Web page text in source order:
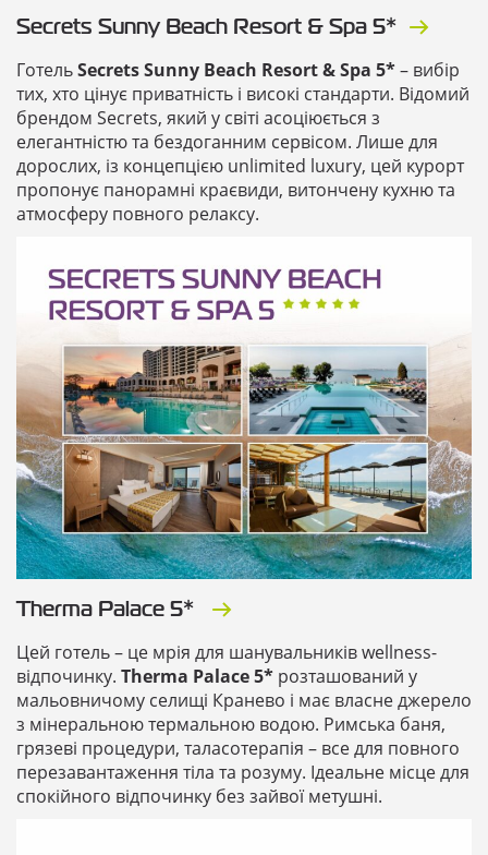
Secrets Sunny Beach Resort & Spa 5*
ГотельSecrets Sunny Beach Resort & Spa 5*– вибір
тих, хто цінує приватність і високі стандарти. Відомий
брендом Secrets, який у світі асоціюється з
елегантністю та бездоганним сервісом. Лише для
дорослих, із концепцією unlimited luxury, цей курорт
пропонує панорамні краєвиди, витончену кухню та
атмосферу повного релаксу.
Therma Palace 5*
Цей готель – це мрія для шанувальників wellness-
відпочинку. Therma Palace 5* розташований у
мальовничому селищі Кранево і має власне джерело
з мінеральною термальною водою. Римська баня,
грязеві процедури, таласотерапія – все для повного
перезавантаження тіла та розуму. Ідеальне місце для
спокійного відпочинку без зайвої метушні.